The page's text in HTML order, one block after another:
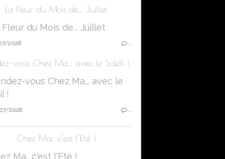
La Fleur du Mois de... Juillet
2026
vous Chez Ma... avec le Soleil !
2026
Chez Ma.. c'est l'Eté !